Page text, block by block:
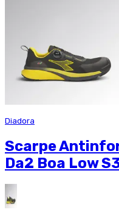
Diadora
Scarpe
Da2 Boa Low